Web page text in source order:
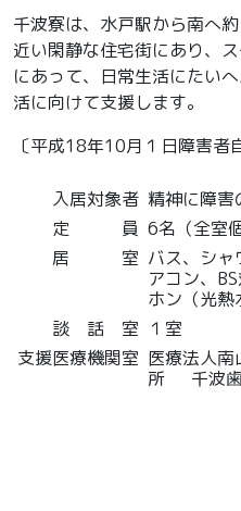
千波寮は、水戸駅から南へ
近い閑静な住宅街にあり、
にあって、日常生活にたい
活に向けて支援します。
〔平成18年10月１日障害者
入居対象者 精神に障害
定 員 6名（全室
居 室 バス、シャ
アコン、
ホン（光熱
談 話 室 １室
支援医療機関室 医療法人
所 千波歯